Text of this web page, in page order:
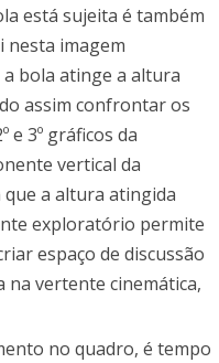
está sujeita é também
nesta imagem
bola atinge a altura
assim confrontar os
e 3º gráficos da
vertical da
a altura atingida
exploratório permite
espaço de discussão
na vertente cinemática,
no quadro, é tempo